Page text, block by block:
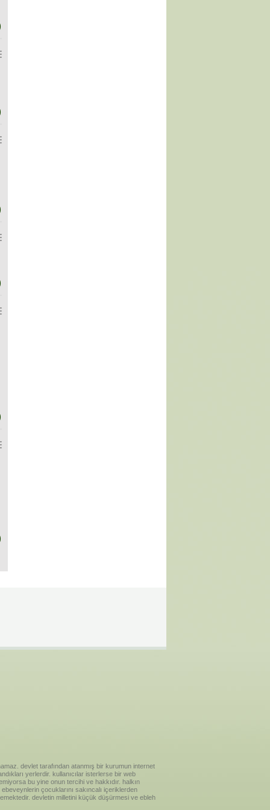
devlet tarafından atanmış bir kurumun internet
yerlerdir. kullanıcılar isterlerse bir web
bu yine onun tercihi ve hakkıdır. halkın
çocuklarını sakıncalı içeriklerden
devletin milletini küçük düşürmesi ve ebleh